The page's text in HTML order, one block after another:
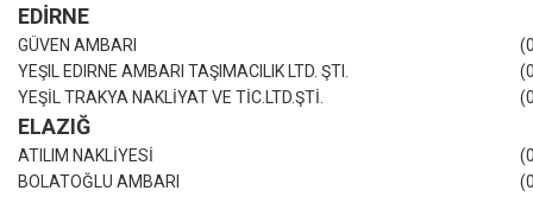
EDİRNE
GÜVEN AMBARI
YEŞIL EDIRNE AMBARI TAŞIMACILIK LTD. ŞTI.
YEŞİL TRAKYA NAKLİYAT VE TİC.LTD.ŞTİ.
ELAZIĞ
ATILIM NAKLİYESİ
BOLATOĞLU AMBARI